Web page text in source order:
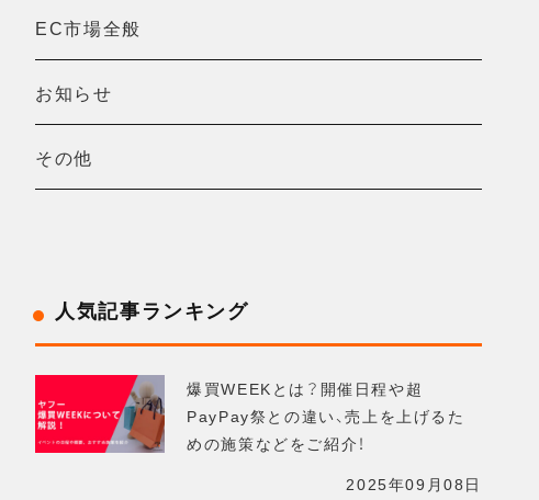
EC市場全般
お知らせ
その他
人気記事ランキング
爆買WEEKとは？開催日程や超
PayPay祭との違い、売上を上げるた
めの施策などをご紹介！
2025年09月08日